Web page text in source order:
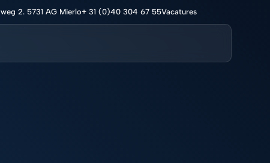
2. 5731 AG Mierlo+ 31 (0)40 304 67 55Vacatures